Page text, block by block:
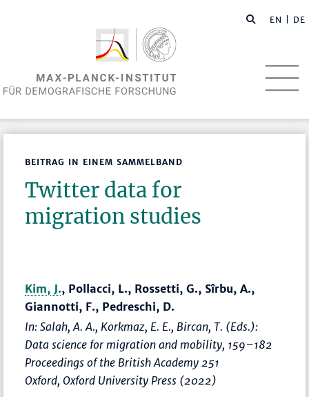
EN | DE
BEITRAG IN EINEM SAMMELBAND
Twitter data for
migration studies
Kim, J., Pollacci, L., Rossetti, G., Sîrbu, A.,
Giannotti, F., Pedreschi, D.
In: Salah, A. A., Korkmaz, E. E., Bircan, T. (Eds.):
Data science for migration and mobility, 159–182
Proceedings of the British Academy 251
Oxford, Oxford University Press (2022)